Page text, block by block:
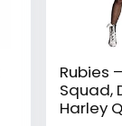
Rubies
Squad,
Harley